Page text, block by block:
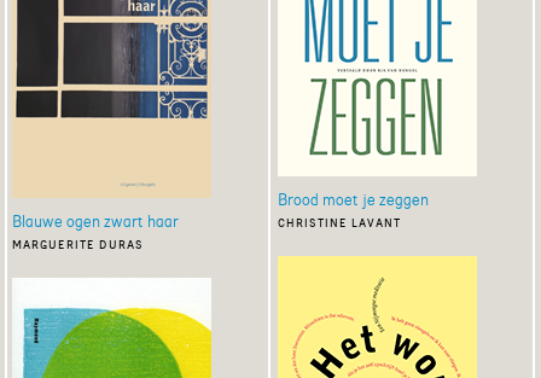
Blauwe ogen zwart haar
marguerite duras
Brood moet je zeggen
christine lavant